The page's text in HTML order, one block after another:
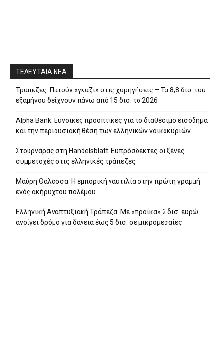
ΤΕΛΕΥΤΑΙΑ ΝΕΑ
Τράπεζες: Πατούν «γκάζι» στις χορηγήσεις – Τα 8,8 δισ. του
εξαμήνου δείχνουν πάνω από 15 δισ. το 2026
Alpha Bank: Ευνοϊκές προοπτικές για το διαθέσιμο εισόδημα
και την περιουσιακή θέση των ελληνικών νοικοκυριών
Στουρνάρας στη Handelsblatt: Ευπρόσδεκτες οι ξένες
συμμετοχές στις ελληνικές τράπεζες
Μαύρη Θάλασσα: Η εμπορική ναυτιλία στην πρώτη γραμμή
ενός ακήρυχτου πολέμου
Ελληνική Αναπτυξιακή Τράπεζα: Με «προίκα» 2 δισ. ευρώ
ανοίγει δρόμο για δάνεια έως 5 δισ. σε μικρομεσαίες